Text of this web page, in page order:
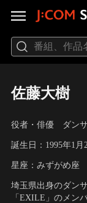
佐藤大樹
役者・俳優 ダン
誕生日：1995年1月
星座：みずがめ座
埼玉県出身のダン
「EXILE」のメン